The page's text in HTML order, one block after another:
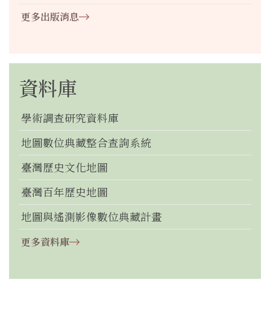
更多出版消息
資料庫
學術調查研究資料庫
地圖數位典藏整合查詢系統
臺灣歷史文化地圖
臺灣百年歷史地圖
地圖與遙測影像數位典藏計畫
更多資料庫